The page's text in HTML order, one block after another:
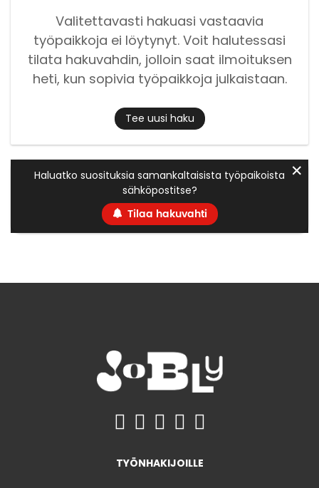
Valitettavasti hakuasi vastaavia
työpaikkoja ei löytynyt. Voit halutessasi
tilata hakuvahdin, jolloin saat ilmoituksen
heti, kun sopivia työpaikkoja julkaistaan.
Tee uusi haku
Haluatko suosituksia samankaltaisista työpaikoista
sähköpostitse?
Tilaa hakuvahti
✕
TYÖNHAKIJOILLE